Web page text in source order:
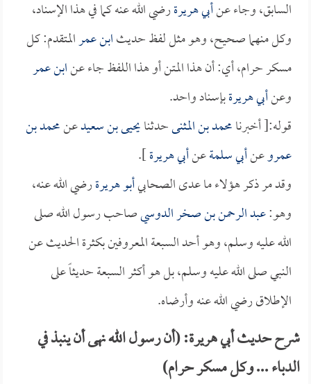
السابق، وجاء عنأبي هريرةرضي الله عنه كما في هذا الإسناد،
وكل منهما صحيح، وهو مثل لفظ حديثابن عمرالمتقدم: كل
مسكر حرام، أي: أن هذا المتن أو هذا اللفظ جاء عنابن عمر
وعنأبي هريرةبإسناد واحد.
قوله:[ أخبرنامحمد بن المثنىحدثنايحيى بن سعيدعنمحمد بن
عمروعنأبي سلمةعنأبي هريرة].
وقد مر ذكر هؤلاء ما عدى الصحابيأبو هريرةرضي الله عنه،
وهو:عبد الرحمن بن صخر الدوسيصاحب رسول الله صلى
الله عليه وسلم، وهو أحد السبعة المعروفين بكثرة الحديث عن
النبي صلى الله عليه وسلم، بل هو أكثر السبعة حديثاً على
الإطلاق رضي الله عنه وأرضاه.
شرح حديث أبي هريرة: (أن رسول الله نهى أن ينبذ في
الدباء ... وكل مسكر حرام)